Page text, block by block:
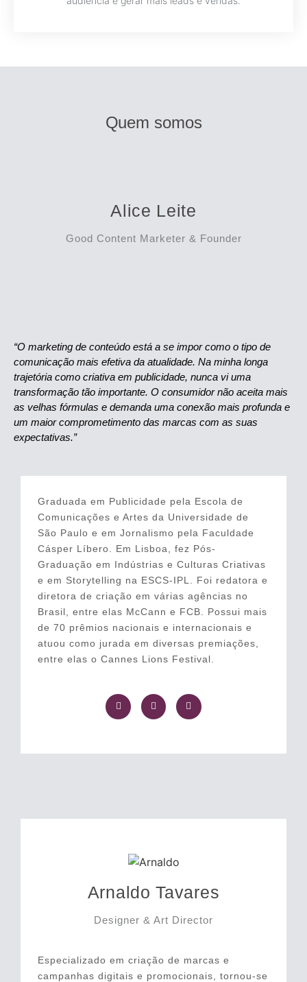
Quem somos
Alice Leite
Good Content Marketer & Founder
“O marketing de conteúdo está a se impor como o tipo de
comunicação mais efetiva da atualidade. Na minha longa
trajetória como criativa em publicidade, nunca vi uma
transformação tão importante. O consumidor não aceita mais
as velhas fórmulas e demanda uma conexão mais profunda e
um maior comprometimento das marcas com as suas
expectativas.”
Graduada em Publicidade pela Escola de
Comunicações e Artes da Universidade de
São Paulo e em Jornalismo pela Faculdade
Cásper Líbero. Em Lisboa, fez Pós-
Graduação em Indústrias e Culturas Criativas
e em Storytelling na ESCS-IPL. Foi redatora e
diretora de criação em várias agências no
Brasil, entre elas McCann e FCB. Possui mais
de 70 prêmios nacionais e internacionais e
atuou como jurada em diversas premiações,
entre elas o Cannes Lions Festival.
Arnaldo Tavares
Designer & Art Director
Especializado em criação de marcas e
campanhas digitais e promocionais, tornou-se